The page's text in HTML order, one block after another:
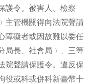
護令。被害人、檢察
主管機關得向法院聲請
障礙者或因故難以委任
局長、社會局﹚、三等
院聲請保護令。違反保
役或科或併科新臺幣十